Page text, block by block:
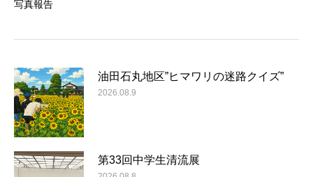
写真報告
油田石丸地区”ヒマワリの迷路クイズ”
2026.08.9
第33回中学生清流展